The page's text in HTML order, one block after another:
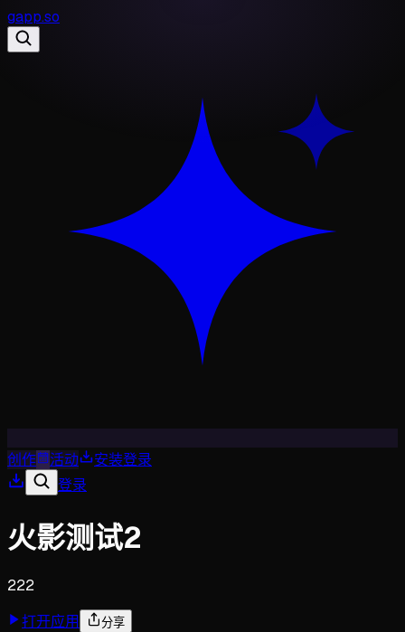
gapp.so
创作 活动 安装登录
登录
火影测试2
222
打开应用
分享